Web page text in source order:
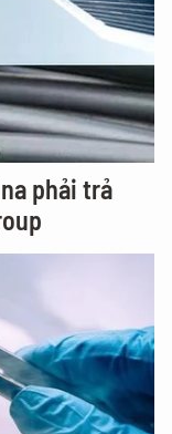
phải trả